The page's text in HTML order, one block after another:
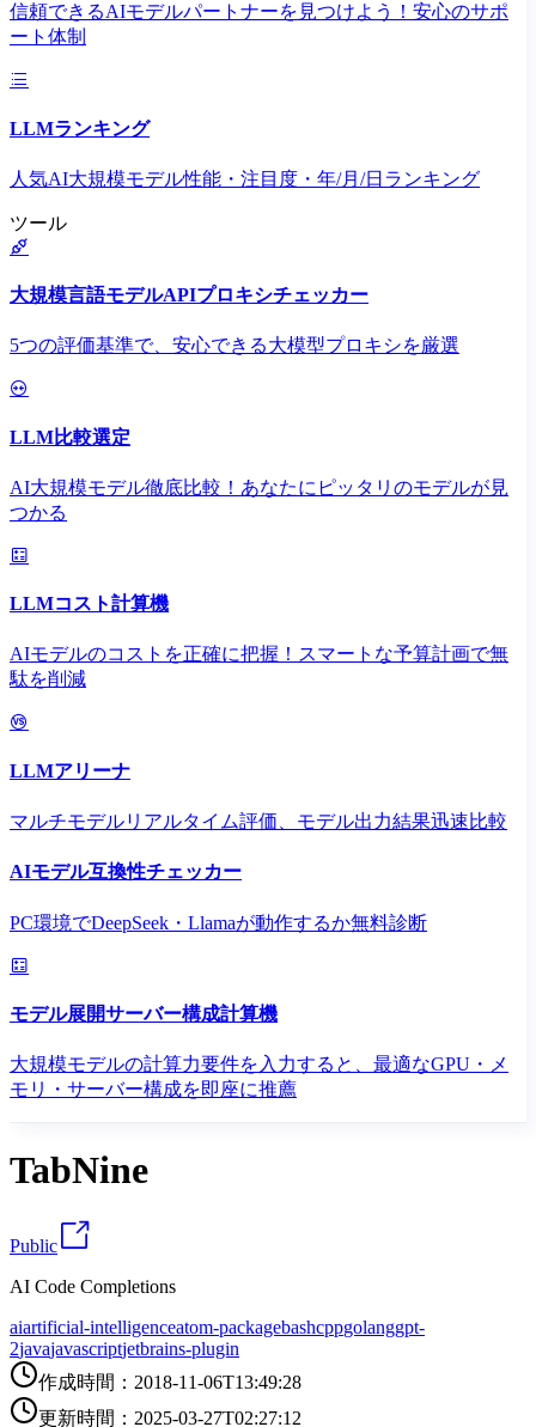
信頼できるAIモデルパートナーを見つけよう！安心のサポ
ート体制
LLMランキング
人気AI大規模モデル性能・注目度・年/月/日ランキング
ツール
大規模言語モデルAPIプロキシチェッカー
5つの評価基準で、安心できる大模型プロキシを厳選
LLM比較選定
AI大規模モデル徹底比較！あなたにピッタリのモデルが見
つかる
LLMコスト計算機
AIモデルのコストを正確に把握！スマートな予算計画で無
駄を削減
LLMアリーナ
マルチモデルリアルタイム評価、モデル出力結果迅速比較
AIモデル互換性チェッカー
PC環境でDeepSeek・Llamaが動作するか無料診断
モデル展開サーバー構成計算機
大規模モデルの計算力要件を入力すると、最適なGPU・メ
モリ・サーバー構成を即座に推薦
TabNine
Public
AI Code Completions
aiartificial-intelligenceatom-packagebashcppgolanggpt-
2javajavascriptjetbrains-plugin
作成時間 ： 2018-11-06T13:49:28
更新時間 ： 2025-03-27T02:27:12